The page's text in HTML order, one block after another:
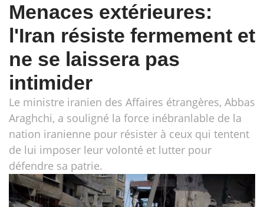
Menaces extérieures:
l'Iran résiste fermement et
ne se laissera pas
intimider
Le ministre iranien des Affaires étrangères, Abbas
Araghchi, a souligné la force inébranlable de la
nation iranienne pour résister à ceux qui tentent
de lui imposer leur volonté et lutter pour
défendre sa patrie.